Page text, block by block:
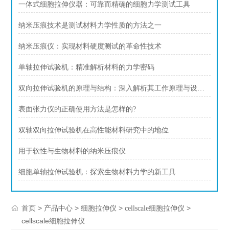
一体式细胞拉伸仪器：可靠而精确的细胞力学测试工具
纳米压痕技术是测试材料力学性质的方法之一
纳米压痕仪：实现材料硬度测试的革命性技术
单轴拉伸试验机：精准解析材料的力学密码
双向拉伸试验机的原理与结构：深入解析其工作原理与设计特点
表面张力仪的正确使用方法是怎样的?
双轴双向拉伸试验机在高性能材料研究中的地位
用于软性与生物材料的纳米压痕仪
细胞单轴拉伸试验机：探索生物材料力学的新工具
首页 > 产品中心 >细胞拉伸仪 >cellscale细胞拉伸仪 >
cellscale细胞拉伸仪